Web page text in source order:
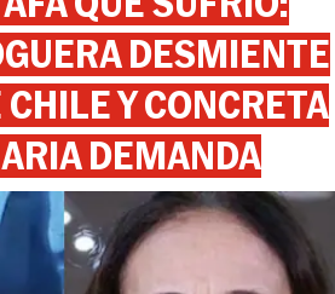
DESMIENTE
Y CONCRETA
DEMANDA